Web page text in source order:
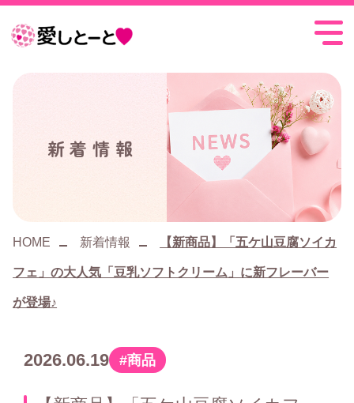
愛
新着情報
HOME 新着情報 【新商品】「五ケ山豆腐ソイカ
フェ」の大人気「豆乳ソフトクリーム」に新フレーバー
が登場♪
2026.06.19カ
テ
商品